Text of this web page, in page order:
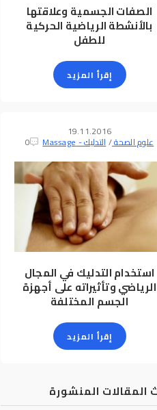
الصفات الجسمية وعلاقتها
بالأنشطة الرياضية الحركية
للطفل
إقرأ المزيد
19.11.2016
علوم الصحة/التدليك - Massage 0
استخدام التدليك في المجال
الرياضي وتأثيراته على أجهزة
الجسم المختلفة
إقرأ المزيد
المقالات المنشورة